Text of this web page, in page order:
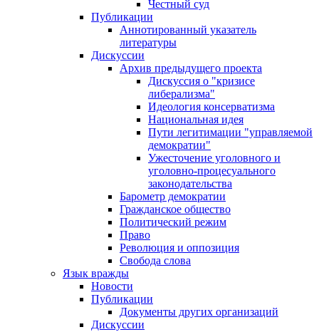
Честный суд
Публикации
Аннотированный указатель
литературы
Дискуссии
Архив предыдущего проекта
Дискуссия о "кризисе
либерализма"
Идеология консерватизма
Национальная идея
Пути легитимации "управляемой
демократии"
Ужесточение уголовного и
уголовно-процесуального
законодательства
Барометр демократии
Гражданское общество
Политический режим
Право
Революция и оппозиция
Свобода слова
Язык вражды
Новости
Публикации
Документы других организаций
Дискуссии